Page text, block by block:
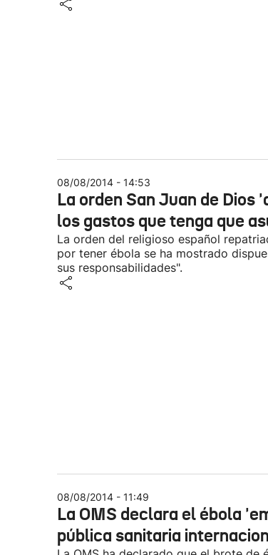
08/08/2014 - 14:53
La orden San Juan de Dios
los gastos que tenga que
La orden del religioso español
por tener ébola se ha mostrado
sus responsabilidades".
08/08/2014 - 11:49
La OMS declara el ébola
pública sanitaria